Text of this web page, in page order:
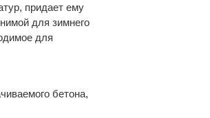
придает ему
для зимнего
для
бетона,